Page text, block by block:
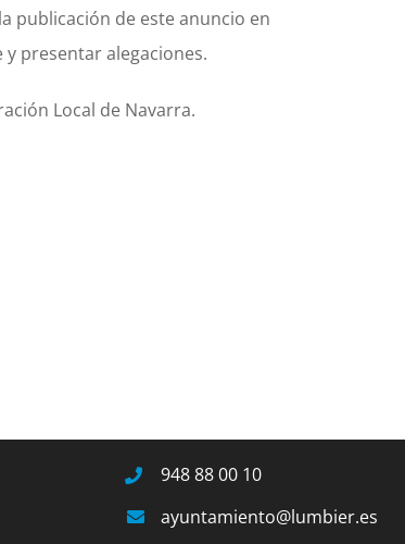
publicación de este anuncio en
presentar alegaciones.
Local de Navarra.
948 88 00 10
ayuntamiento@lumbier.es